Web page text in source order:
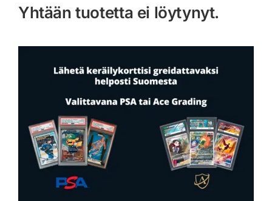
Rip & Ship
Greidauspalvelu
Yhtään tuotetta ei löytynyt.